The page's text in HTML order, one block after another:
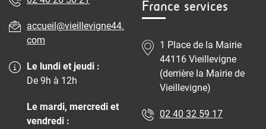
accueil@vieillevigne44.
com
Le lundi et jeudi :
De 9h à 12h
Le mardi, mercredi et
vendredi :
France services
1 Place de la Mairie
44116 Vieillevigne
(derrière la Mairie de
Vieillevigne)
02 40 32 59 17